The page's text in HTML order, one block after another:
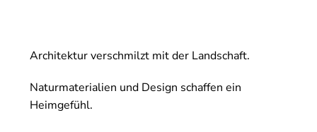
Architektur verschmilzt mit der Landschaft.
Naturmaterialien und Design schaffen ein
Heimgefühl.